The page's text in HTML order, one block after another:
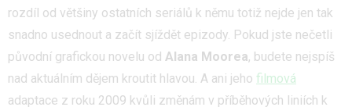
rozdíl od většiny ostatních seriálů k němu totiž nejde jen tak
snadno usednout a začít sjíždět epizody. Pokud jste nečetli
původní grafickou novelu od Alana Moorea, budete nejspíš
nad aktuálním dějem kroutit hlavou. A ani jeho filmová
adaptace z roku 2009 kvůli změnám v příběhových liniích k